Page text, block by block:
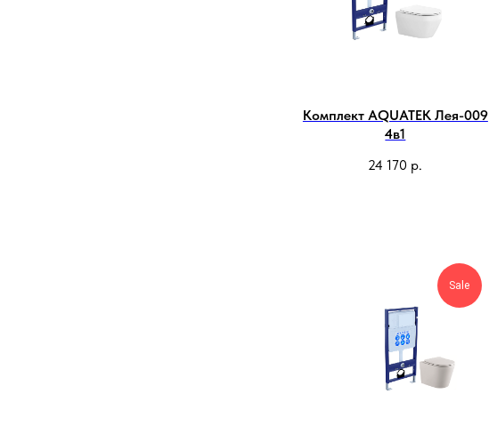
Комплект AQUATEK Лея-009
4в1
24 170 р.
Sale